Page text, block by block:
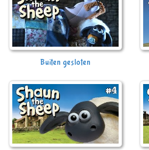
Buiten gesloten